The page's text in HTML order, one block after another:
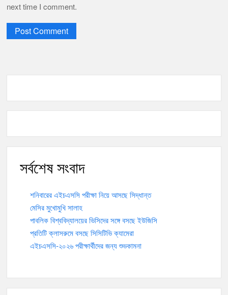
next time I comment.
সর্বশেষ সংবাদ
শনিবারের এইচএসসি পরীক্ষা নিয়ে আসছে সিদ্ধান্ত
মেসির মুখোমুখি সালাহ
পাবলিক বিশ্ববিদ্যালয়ের ভিসিদের সঙ্গে বসছে ইউজিসি
প্রতিটি ক্লাসরুমে বসছে সিসিটিভি ক্যামেরা
এইচএসসি-২০২৬ পরীক্ষার্থীদের জন্য শুভকামনা